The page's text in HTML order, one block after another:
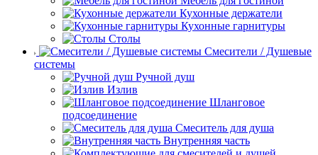
Кухонные держатели
Кухонные гарнитуры
Столы
Смесители / Душевые
системы
Ручной душ
Излив
Шланговое
подсоединение
Смеситель для душа
Внутренняя часть